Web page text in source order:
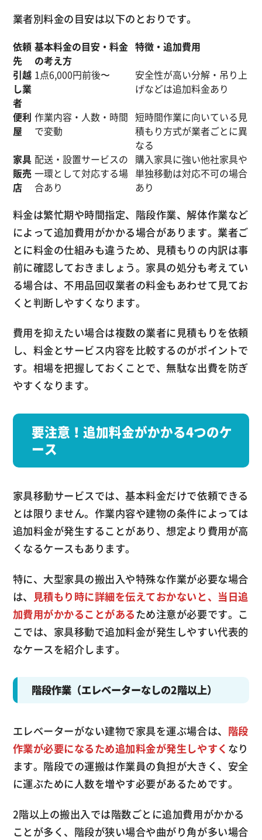
業者別料金の目安は以下のとおりです。
依頼
先
基本料金の目安・料金
の考え方
特徴・追加費用
引越
し業
者
1点6,000円前後〜
安全性が高い分解・吊り上
げなどは追加料金あり
便利
屋
作業内容・人数・時間
で変動
短時間作業に向いている見
積もり方式が業者ごとに異
なる
家具
販売
店
配送・設置サービスの
一環として対応する場
合あり
購入家具に強い他社家具や
単独移動は対応不可の場合
あり
料金は繁忙期や時間指定、階段作業、解体作業など
によって追加費用がかかる場合があります。業者ご
とに料金の仕組みも違うため、見積もりの内訳は事
前に確認しておきましょう。家具の処分も考えてい
る場合は、不用品回収業者の料金もあわせて見てお
くと判断しやすくなります。
費用を抑えたい場合は複数の業者に見積もりを依頼
し、料金とサービス内容を比較するのがポイントで
す。相場を把握しておくことで、無駄な出費を防ぎ
やすくなります。
要注意！追加料金がかかる4つのケ
ース
家具移動サービスでは、基本料金だけで依頼できる
とは限りません。作業内容や建物の条件によっては
追加料金が発生することがあり、想定より費用が高
くなるケースもあります。
特に、大型家具の搬出入や特殊な作業が必要な場合
は、 見積もり時に詳細を伝えておかないと、当日追
加費用がかかることがあるため注意が必要です。こ
こでは、家具移動で追加料金が発生しやすい代表的
なケースを紹介します。
階段作業（エレベーターなしの2階以上）
エレベーターがない建物で家具を運ぶ場合は、 階段
作業が必要になるため追加料金が発生しやすく なり
ます。階段での運搬は作業員の負担が大きく、安全
に運ぶために人数を増やす必要があるためです。
2階以上の搬出入では階数ごとに追加費用がかかる
ことが多く、階段が狭い場合や曲がり角が多い場合